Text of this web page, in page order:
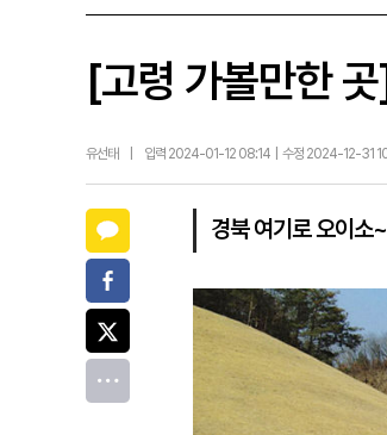
[고령 가볼만한
유선태 입력 2024-01-12 08:14 | 수정 2024-12-31
경북 여기로 오이소~